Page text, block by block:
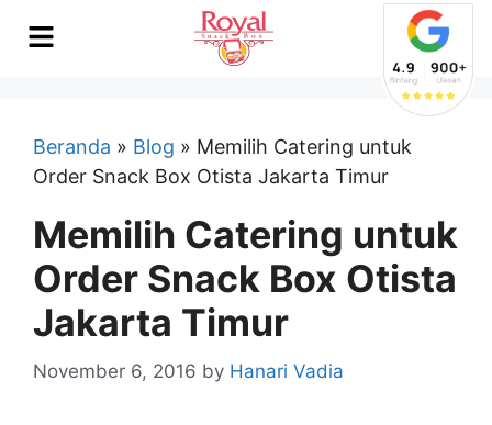
Beranda » Blog » Memilih Catering untuk
Order Snack Box Otista Jakarta Timur
Memilih Catering untuk
Order Snack Box Otista
Jakarta Timur
November 6, 2016 by Hanari Vadia